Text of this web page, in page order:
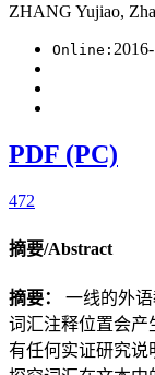
ZHANG Yujiao,
Online:
PDF (PC)
472
摘要/Abstract
摘要： 一线的外
词汇注释位置会产
有任何实证研究说